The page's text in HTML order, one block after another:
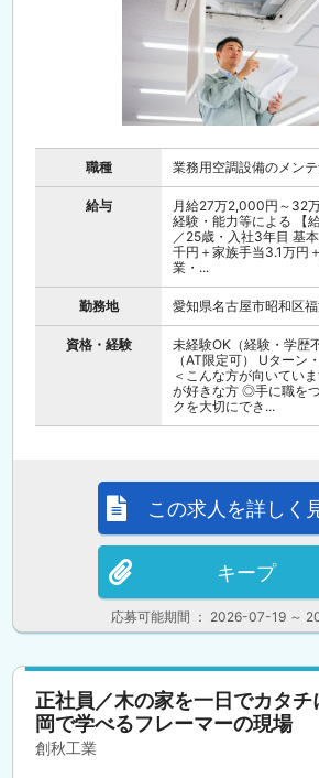
職種 業務用空調設備のメン
給与
月給27万2,000円～32
経験・能力等による 【
／25歳・入社3年目 基
千円＋家族手当3.1万円
業・...
勤務地 愛知県名古屋市昭和区
資格・経験
未経験OK（経験・学歴
（AT限定可） Uターン
＜こんな方が向いてい
が好きな方 ◎手に職を
クを大切にでき...
応募可能期間 ： 2026-07-19 ～
この求人を詳しく
キープ
正社員／木の家を一日でカタ
岡で学べるフレーマーの現場
創秋工業